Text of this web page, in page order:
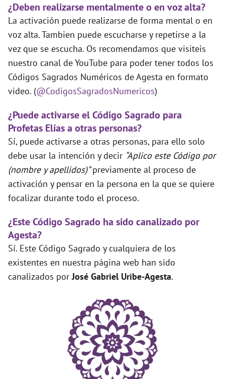
¿Deben realizarse mentalmente o en voz alta?
La activación puede realizarse de forma mental o en
voz alta. Tambien puede escucharse y repetirse a la
vez que se escucha. Os recomendamos que visiteis
nuestro canal de YouTube para poder tener todos los
Códigos Sagrados Numéricos de Agesta en formato
video. (@CodigosSagradosNumericos)
¿Puede activarse el Código Sagrado para
Profetas Elías a otras personas?
Sí, puede activarse a otras personas, para ello solo
debe usar la intención y decir “Aplico este Código por
(nombre y apellidos)”previamente al proceso de
activación y pensar en la persona en la que se quiere
focalizar durante todo el proceso.
¿Este Código Sagrado ha sido canalizado por
Agesta?
Sí. Este Código Sagrado y cualquiera de los
existentes en nuestra página web han sido
canalizados porJosé Gabriel Uribe-Agesta.